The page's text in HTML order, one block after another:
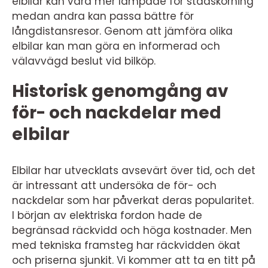
medan andra kan passa bättre för
långdistansresor. Genom att jämföra olika
elbilar kan man göra en informerad och
välavvägd beslut vid bilköp.
Historisk genomgång av
för- och nackdelar med
elbilar
Elbilar har utvecklats avsevärt över tid, och det
är intressant att undersöka de för- och
nackdelar som har påverkat deras popularitet.
I början av elektriska fordon hade de
begränsad räckvidd och höga kostnader. Men
med tekniska framsteg har räckvidden ökat
och priserna sjunkit. Vi kommer att ta en titt på